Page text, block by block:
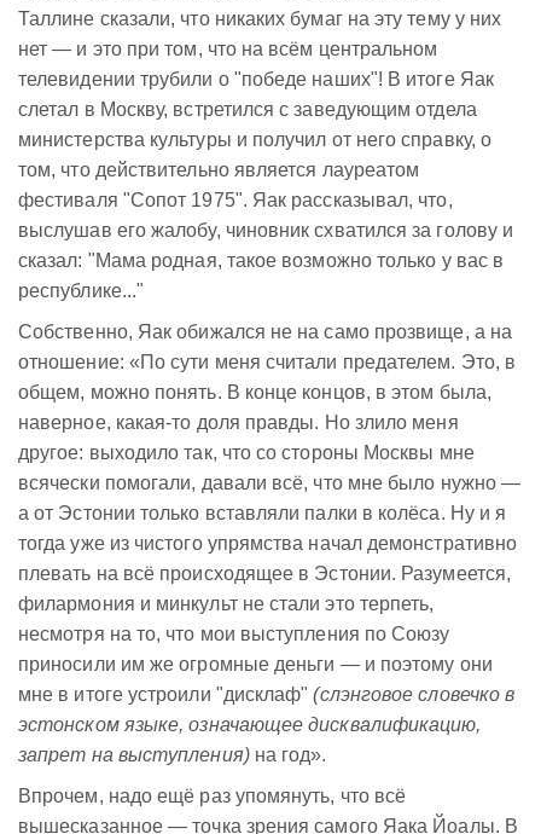
Таллине сказали, что никаких бумаг на эту тему у них
нет — и это при том, что на всём центральном
телевидении трубили о "победе наших"! В итоге Яак
слетал в Москву, встретился с заведующим отдела
министерства культуры и получил от него справку, о
том, что действительно является лауреатом
фестиваля "Сопот 1975". Яак рассказывал, что,
выслушав его жалобу, чиновник схватился за голову и
сказал: "Мама родная, такое возможно только у вас в
республике..."
Собственно, Яак обижался не на само прозвище, а на
отношение: «По сути меня считали предателем. Это, в
общем, можно понять. В конце концов, в этом была,
наверное, какая-то доля правды. Но злило меня
другое: выходило так, что со стороны Москвы мне
всячески помогали, давали всё, что мне было нужно —
а от Эстонии только вставляли палки в колёса. Ну и я
тогда уже из чистого упрямства начал демонстративно
плевать на всё происходящее в Эстонии. Разумеется,
филармония и минкульт не стали это терпеть,
несмотря на то, что мои выступления по Союзу
приносили им же огромные деньги — и поэтому они
мне в итоге устроили "дисклаф"(слэнговое словечко в
эстонском языке, означающее дисквалификацию,
запрет на выступления)на год».
Впрочем, надо ещё раз упомянуть, что всё
вышесказанное — точка зрения самого Яака Йоалы. В